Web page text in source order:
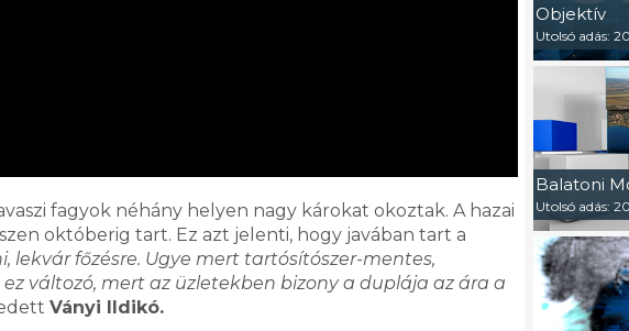
fagyok néhány helyen nagy károkat okoztak. A hazai
októberig tart. Ez azt jelenti, hogy javában tart a
főzésre. Ugye mert tartósítószer-mentes,
változó, mert az üzletekben bizony a duplája az ára a
Ványi Ildikó.
Objektív
Utolsó adás:
Balatoni
Utolsó adás: